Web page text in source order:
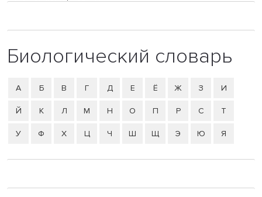
Биологический словарь
А Б В Г Д Е Ё Ж З И
Й К Л М Н О П Р С Т
У Ф Х Ц Ч Ш Щ Э Ю Я